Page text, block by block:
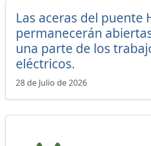
Las aceras del puente
permanecerán
una parte de los
eléctricos.
28 de Julio de 2026